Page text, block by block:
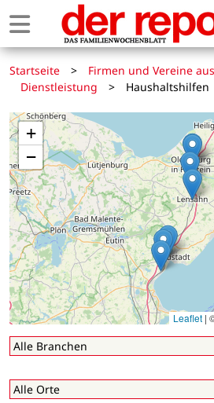
Startseite > Firmen und Vereine
Dienstleistung
> Haushaltshilfen
+
−
Leaflet |